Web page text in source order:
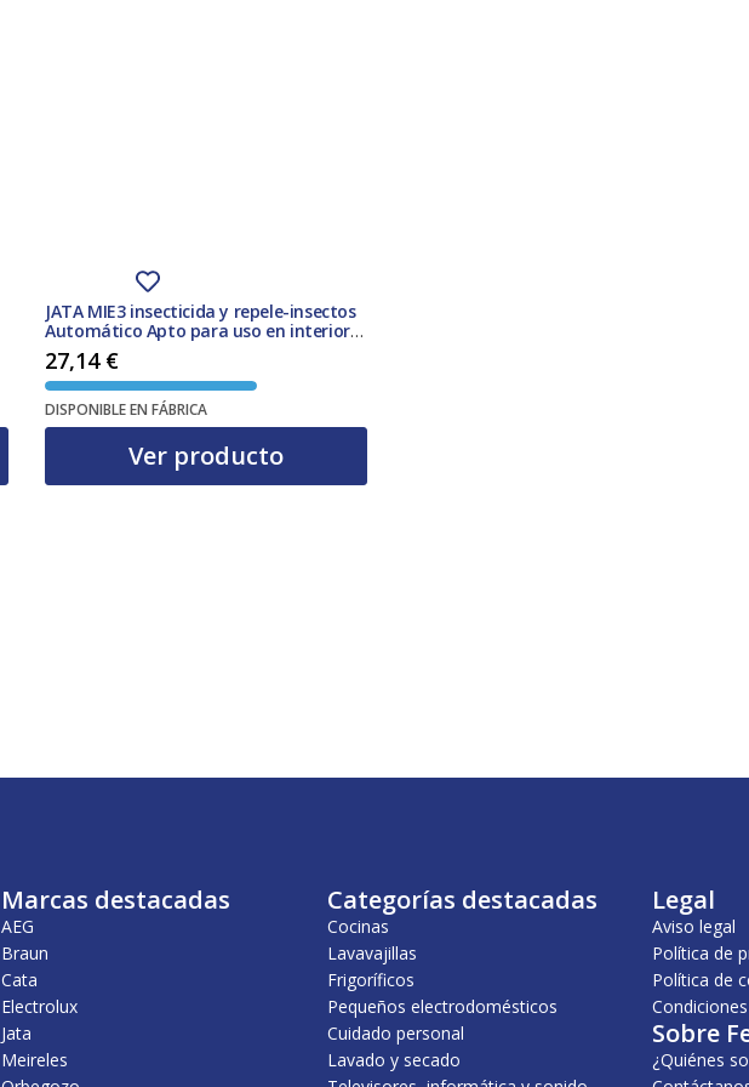
JATA MIE3 insecticida y repele-insectos
Automático Apto para uso en interior
Blanco
27,14 €
DISPONIBLE EN FÁBRICA
Ver producto
Marcas destacadas
AEG
Braun
Cata
Electrolux
Jata
Meireles
Categorías destacadas
Cocinas
Lavavajillas
Frigoríficos
Pequeños electrodomésticos
Cuidado personal
Lavado y secado
Legal
Aviso legal
Política de
Política de
Sobre
¿Quiénes